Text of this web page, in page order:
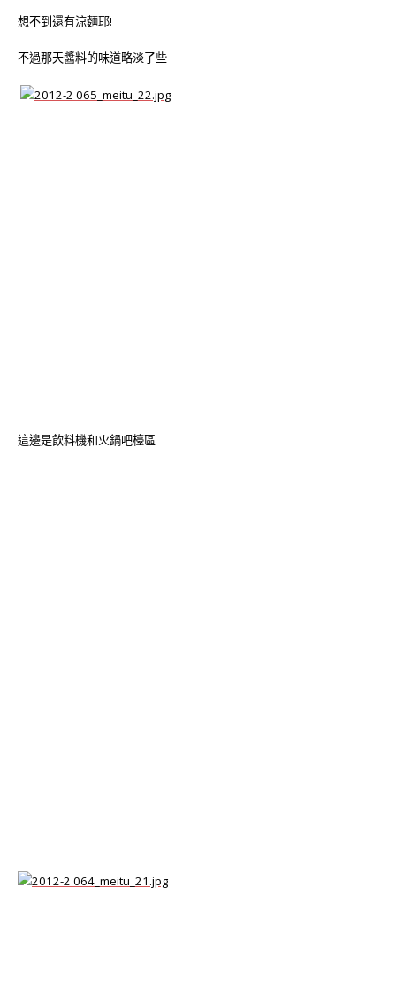
想不到還有涼麵耶!
不過那天醬料的味道略淡了些
這邊是飲料機和火鍋吧檯區